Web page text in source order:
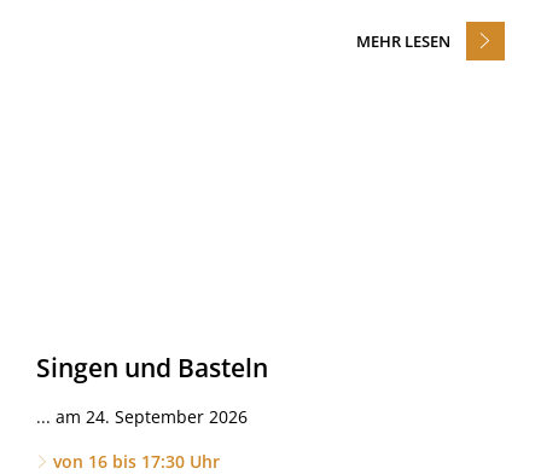
MEHR LESEN
Singen und Basteln
... am 24. September 2026
von 16 bis 17:30 Uhr